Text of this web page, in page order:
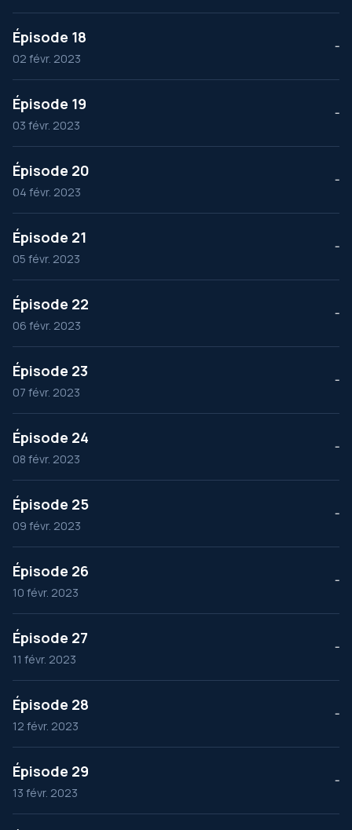
Épisode 18
02 févr. 2023
--
Épisode 19
03 févr. 2023
--
Épisode 20
04 févr. 2023
--
Épisode 21
05 févr. 2023
--
Épisode 22
06 févr. 2023
--
Épisode 23
07 févr. 2023
--
Épisode 24
08 févr. 2023
--
Épisode 25
09 févr. 2023
--
Épisode 26
10 févr. 2023
--
Épisode 27
11 févr. 2023
--
Épisode 28
12 févr. 2023
--
Épisode 29
13 févr. 2023
--